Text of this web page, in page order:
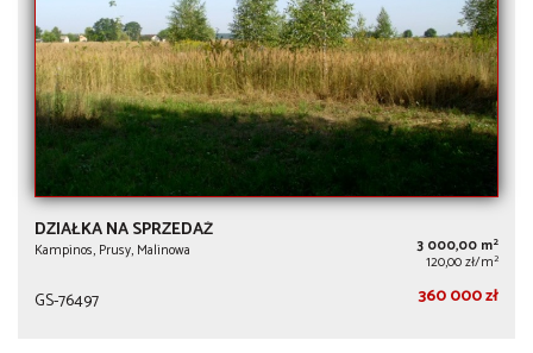
DZIAŁKA NA SPRZEDAŻ
Kampinos, Prusy, Malinowa 3 000,00 m2
120,00 zł/m2
GS-76497 360 000 zł